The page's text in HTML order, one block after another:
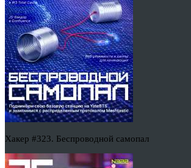
Хакер #323. Беспроводной самопал